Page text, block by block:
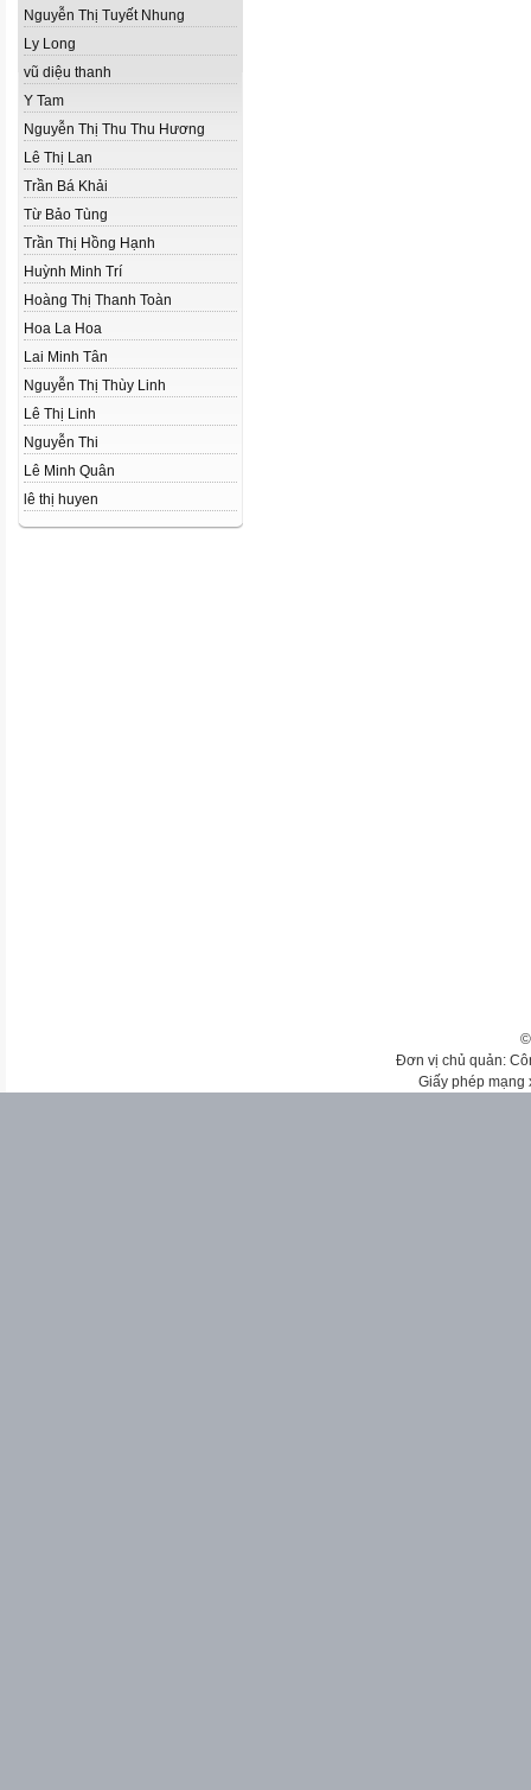
Nguyễn Thị Tuyết Nhung
Ly Long
vũ diệu thanh
Y Tam
Nguyễn Thị Thu Thu Hương
Lê Thị Lan
Trần Bá Khải
Từ Bảo Tùng
Trần Thị Hồng Hạnh
Huỳnh Minh Trí
Hoàng Thị Thanh Toàn
Hoa La Hoa
Lai Minh Tân
Nguyễn Thị Thùy Linh
Lê Thị Linh
Nguyễn Thi
Lê Minh Quân
lê thị huyen
Đơn vị chủ quản:
Giấy phép mạng